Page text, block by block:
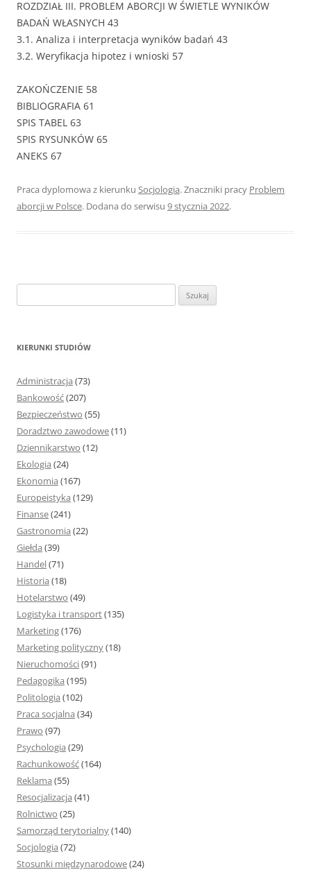
ROZDZIAŁ III. PROBLEM ABORCJI W ŚWIETLE WYNIKÓW
BADAŃ WŁASNYCH 43
3.1. Analiza i interpretacja wyników badań 43
3.2. Weryfikacja hipotez i wnioski 57
ZAKOŃCZENIE 58
BIBLIOGRAFIA 61
SPIS TABEL 63
SPIS RYSUNKÓW 65
ANEKS 67
Praca dyplomowa z kierunku Socjologia. Znaczniki pracy Problem
aborcji w Polsce. Dodana do serwisu 9 stycznia 2022.
z
KIERUNKI STUDIÓW
Administracja (73)
Bankowość(207)
Bezpieczeństwo (55)
Doradztwo zawodowe(11)
Dziennikarstwo (12)
Ekologia (24)
Ekonomia (167)
Europeistyka (129)
Finanse(241)
Gastronomia (22)
Giełda (39)
Handel(71)
Historia (18)
Hotelarstwo (49)
Logistyka i transport(135)
Marketing(176)
Marketing polityczny(18)
Nieruchomości(91)
Pedagogika (195)
Politologia (102)
Praca socjalna (34)
Prawo (97)
Psychologia (29)
Rachunkowość(164)
Reklama (55)
Resocjalizacja (41)
Rolnictwo (25)
Samorząd terytorialny(140)
Socjologia (72)
Stosunki międzynarodowe(24)